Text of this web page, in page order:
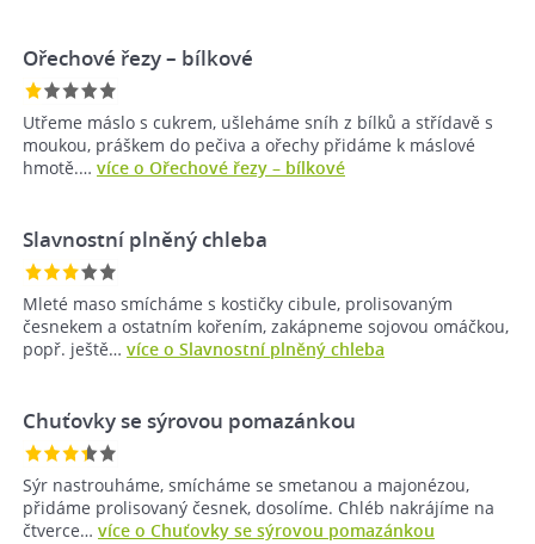
Ořechové řezy – bílkové
Utřeme máslo s cukrem, ušleháme sníh z bílků a střídavě s
moukou, práškem do pečiva a ořechy přidáme k máslové
hmotě.… více o Ořechové řezy – bílkové
Slavnostní plněný chleba
Mleté maso smícháme s kostičky cibule, prolisovaným
česnekem a ostatním kořením, zakápneme sojovou omáčkou,
popř. ještě… více o Slavnostní plněný chleba
Chuťovky se sýrovou pomazánkou
Sýr nastrouháme, smícháme se smetanou a majonézou,
přidáme prolisovaný česnek, dosolíme. Chléb nakrájíme na
čtverce… více o Chuťovky se sýrovou pomazánkou